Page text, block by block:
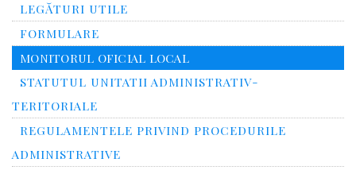
LEGĂTURI UTILE
FORMULARE
MONITORUL OFICIAL LOCAL
STATUTUL UNITATII ADMINISTRATIV-
TERITORIALE
REGULAMENTELE PRIVIND PROCEDURILE
ADMINISTRATIVE